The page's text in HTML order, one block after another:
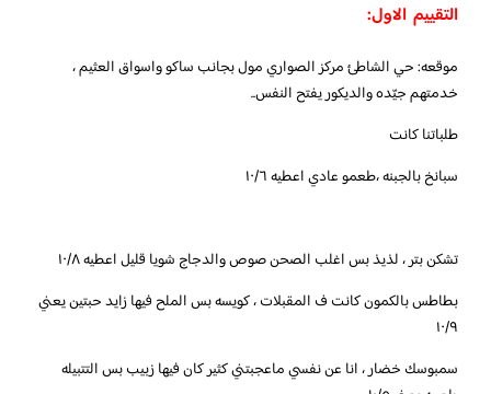
التقييم الاول:
موقعه: حي الشاطئ مركز الصواري مول بجانب ساكو واسواق العثيم ،
خدمتهم جيّده والديكور يفتح النفس..
طلباتنا كانت
سبانخ بالجبنه ،طعمو عادي اعطيه ١٠/٦
تشكن بتر ، لذيذ بس اغلب الصحن صوص والدجاج شويا قليل اعطيه ١٠/٨
بطاطس بالكمون كانت ف المقبلات ، كويسه بس الملح فيها زايد حبتين يعني
١٠/٩
سمبوسك خضار ، انا عن نفسي ماعجبتني كثير كان فيها زبيب بس التتبيله